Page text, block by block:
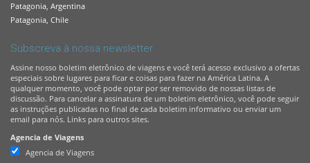
Patagonia, Argentina
Patagonia, Chile
Subscreva à nossa newsletter
Assine nosso boletim eletrônico de viagens e você terá acesso exclusivo a ofertas
especiais sobre lugares para ficar e coisas para fazer na América Latina. A
qualquer momento, você pode optar por ser removido de nossas listas de
discussão. Para cancelar a assinatura de um boletim eletrônico, você pode seguir
as instruções publicadas no final de cada boletim informativo ou enviar um
email para nós. Links para outros sites.
Agencia de Viagens
Agencia de Viagens